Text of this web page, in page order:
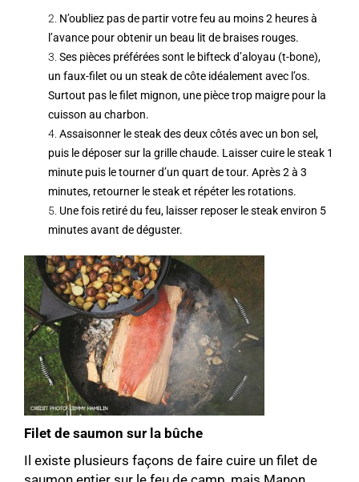
N’oubliez pas de partir votre feu au moins 2 heures à
l’avance pour obtenir un beau lit de braises rouges.
Ses pièces préférées sont le bifteck d’aloyau (t-bone),
un faux-filet ou un steak de côte idéalement avec l’os.
Surtout pas le filet mignon, une pièce trop maigre pour la
cuisson au charbon.
Assaisonner le steak des deux côtés avec un bon sel,
puis le déposer sur la grille chaude. Laisser cuire le steak 1
minute puis le tourner d’un quart de tour. Après 2 à 3
minutes, retourner le steak et répéter les rotations.
Une fois retiré du feu, laisser reposer le steak environ 5
minutes avant de déguster.
Filet de saumon sur la bûche
Il existe plusieurs façons de faire cuire un filet de